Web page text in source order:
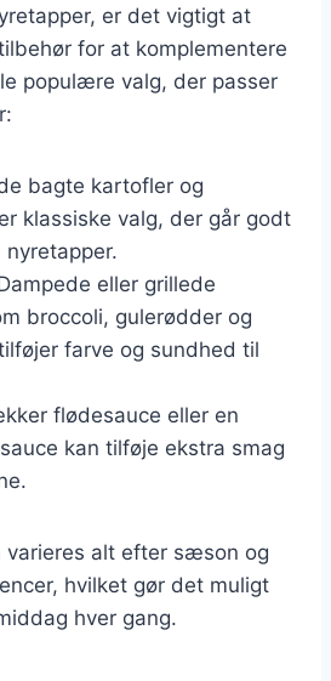
er det vigtigt at
for at komplementere
populære valg, der passer
bagte kartofler og
klassiske valg, der går godt
nyretapper.
eller grillede
broccoli, gulerødder og
farve og sundhed til
flødesauce eller en
kan tilføje ekstra smag
varieres alt efter sæson og
hvilket gør det muligt
hver gang.